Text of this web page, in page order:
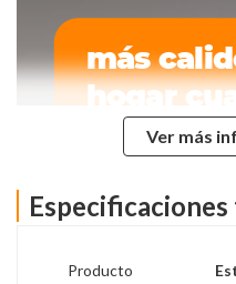
Ver más
Especificaciones
Producto